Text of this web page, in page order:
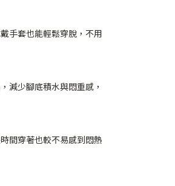
手套也能輕鬆穿脫，不用
減少腳底積水與悶重感，
間穿著也較不易感到悶熱